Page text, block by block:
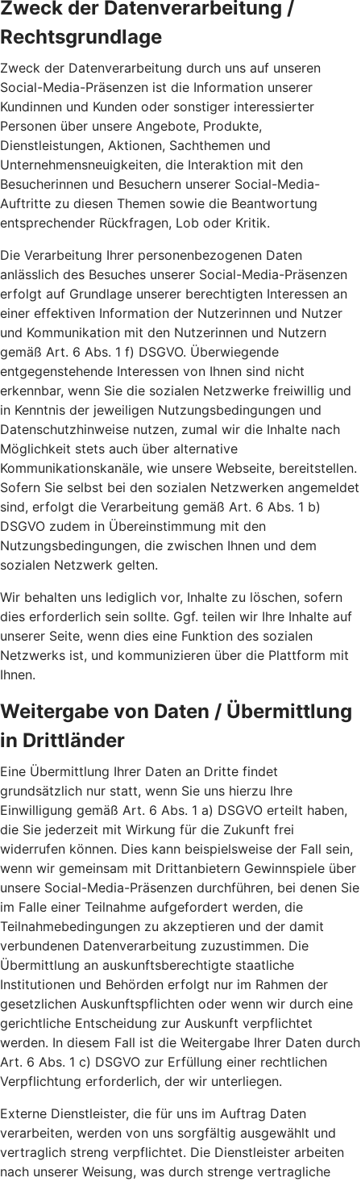
Zweck der Datenverarbeitung /
Rechtsgrundlage
Zweck der Datenverarbeitung durch uns auf unseren
Social-Media-Präsenzen ist die Information unserer
Kundinnen und Kunden oder sonstiger interessierter
Personen über unsere Angebote, Produkte,
Dienstleistungen, Aktionen, Sachthemen und
Unternehmensneuigkeiten, die Interaktion mit den
Besucherinnen und Besuchern unserer Social-Media-
Auftritte zu diesen Themen sowie die Beantwortung
entsprechender Rückfragen, Lob oder Kritik.
Die Verarbeitung Ihrer personenbezogenen Daten
anlässlich des Besuches unserer Social-Media-Präsenzen
erfolgt auf Grundlage unserer berechtigten Interessen an
einer effektiven Information der Nutzerinnen und Nutzer
und Kommunikation mit den Nutzerinnen und Nutzern
gemäß Art. 6 Abs. 1 f) DSGVO. Überwiegende
entgegenstehende Interessen von Ihnen sind nicht
erkennbar, wenn Sie die sozialen Netzwerke freiwillig und
in Kenntnis der jeweiligen Nutzungsbedingungen und
Datenschutzhinweise nutzen, zumal wir die Inhalte nach
Möglichkeit stets auch über alternative
Kommunikationskanäle, wie unsere Webseite, bereitstellen.
Sofern Sie selbst bei den sozialen Netzwerken angemeldet
sind, erfolgt die Verarbeitung gemäß Art. 6 Abs. 1 b)
DSGVO zudem in Übereinstimmung mit den
Nutzungsbedingungen, die zwischen Ihnen und dem
sozialen Netzwerk gelten.
Wir behalten uns lediglich vor, Inhalte zu löschen, sofern
dies erforderlich sein sollte. Ggf. teilen wir Ihre Inhalte auf
unserer Seite, wenn dies eine Funktion des sozialen
Netzwerks ist, und kommunizieren über die Plattform mit
Ihnen.
Weitergabe von Daten / Übermittlung
in Drittländer
Eine Übermittlung Ihrer Daten an Dritte findet
grundsätzlich nur statt, wenn Sie uns hierzu Ihre
Einwilligung gemäß Art. 6 Abs. 1 a) DSGVO erteilt haben,
die Sie jederzeit mit Wirkung für die Zukunft frei
widerrufen können. Dies kann beispielsweise der Fall sein,
wenn wir gemeinsam mit Drittanbietern Gewinnspiele über
unsere Social-Media-Präsenzen durchführen, bei denen Sie
im Falle einer Teilnahme aufgefordert werden, die
Teilnahmebedingungen zu akzeptieren und der damit
verbundenen Datenverarbeitung zuzustimmen. Die
Übermittlung an auskunftsberechtigte staatliche
Institutionen und Behörden erfolgt nur im Rahmen der
gesetzlichen Auskunftspflichten oder wenn wir durch eine
gerichtliche Entscheidung zur Auskunft verpflichtet
werden. In diesem Fall ist die Weitergabe Ihrer Daten durch
Art. 6 Abs. 1 c) DSGVO zur Erfüllung einer rechtlichen
Verpflichtung erforderlich, der wir unterliegen.
Externe Dienstleister, die für uns im Auftrag Daten
verarbeiten, werden von uns sorgfältig ausgewählt und
vertraglich streng verpflichtet. Die Dienstleister arbeiten
nach unserer Weisung, was durch strenge vertragliche